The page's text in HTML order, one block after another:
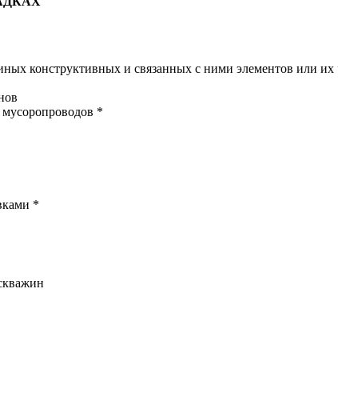
конструктивных и связанных с ними элементов или их
*
*